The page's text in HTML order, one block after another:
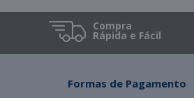
Compra
Rápida e Fácil
Formas de Pagamento